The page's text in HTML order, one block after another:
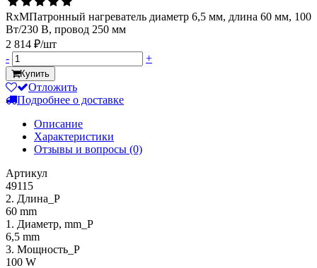
RxMПатронный нагреватель диаметр 6,5 мм, длина 60 мм, 100
Вт/230 В, провод 250 мм
2 814 ₽/шт
-
+
Купить
Отложить
Подробнее о доставке
Описание
Характеристики
Отзывы и вопросы (0)
Артикул
49115
2. Длина_P
60 mm
1. Диаметр, mm_P
6,5 mm
3. Мощность_P
100 W